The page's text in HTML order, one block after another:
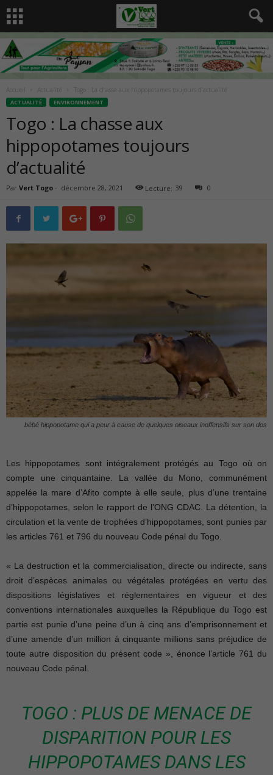
Togo : La chasse aux hippopotames toujours d’actualité
ACTUALITÉ ENVIRONNEMENT
Togo : La chasse aux
hippopotames toujours
d’actualité
Par Vert Togo - décembre 28, 2021 39 0
bébé hippopotame qui a peur à cause de quelques oiseaux inoffensifs sur son dos
Les hippopotames sont intégralement protégés au Togo où on
compte une cinquantaine. La vallée du Mono, communément
appelée la mare d’Afito compte à elle seule, plus d’une trentaine
d’hippopotames, selon le rapport de l’ONG CDAC. La détention, la
circulation et la vente de trophées d’hippopotames, sont punies par
les articles 761 et 796 du nouveau Code pénal du Togo.
« La destruction et la commercialisation, directe ou indirecte, sans
droit d’espèces animales ou végétales protégées en vertu des
dispositions législatives et réglementaires en vigueur et des
conventions internationales auxquelles la République du Togo est
partie est punie d’une peine d’un à cinq ans d’emprisonnement et
d’une amende d’un million à cinquante millions sans préjudice de
toute autre disposition du présent code », énonce l’article 761 du
nouveau Code pénal.
TOGO : PLUS DE MENACE DE
DISPARITION POUR LES
HIPPOPOTAMES DANS LES